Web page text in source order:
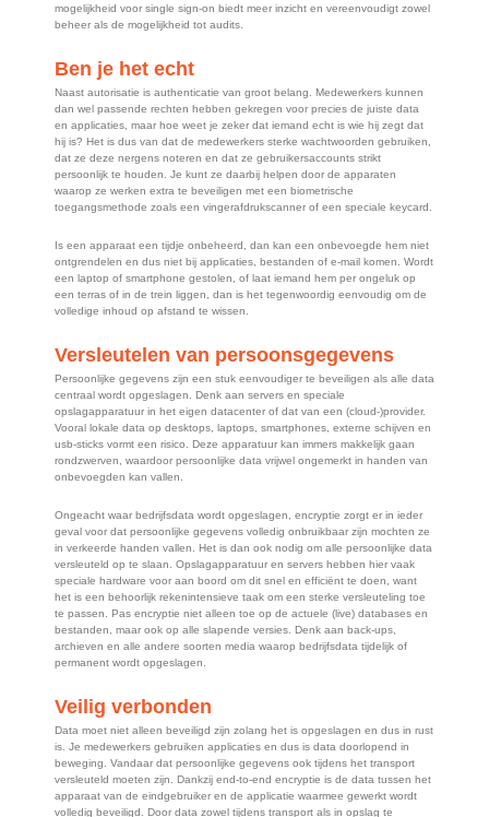
mogelijkheid voor single sign-on biedt meer inzicht en vereenvoudigt zowel
beheer als de mogelijkheid tot audits.
Ben je het echt
Naast autorisatie is authenticatie van groot belang. Medewerkers kunnen
dan wel passende rechten hebben gekregen voor precies de juiste data
en applicaties, maar hoe weet je zeker dat iemand echt is wie hij zegt dat
hij is? Het is dus van dat de medewerkers sterke wachtwoorden gebruiken,
dat ze deze nergens noteren en dat ze gebruikersaccounts strikt
persoonlijk te houden. Je kunt ze daarbij helpen door de apparaten
waarop ze werken extra te beveiligen met een biometrische
toegangsmethode zoals een vingerafdrukscanner of een speciale keycard.
Is een apparaat een tijdje onbeheerd, dan kan een onbevoegde hem niet
ontgrendelen en dus niet bij applicaties, bestanden of e-mail komen. Wordt
een laptop of smartphone gestolen, of laat iemand hem per ongeluk op
een terras of in de trein liggen, dan is het tegenwoordig eenvoudig om de
volledige inhoud op afstand te wissen.
Versleutelen van persoonsgegevens
Persoonlijke gegevens zijn een stuk eenvoudiger te beveiligen als alle data
centraal wordt opgeslagen. Denk aan servers en speciale
opslagapparatuur in het eigen datacenter of dat van een (cloud-)provider.
Vooral lokale data op desktops, laptops, smartphones, externe schijven en
usb-sticks vormt een risico. Deze apparatuur kan immers makkelijk gaan
rondzwerven, waardoor persoonlijke data vrijwel ongemerkt in handen van
onbevoegden kan vallen.
Ongeacht waar bedrijfsdata wordt opgeslagen, encryptie zorgt er in ieder
geval voor dat persoonlijke gegevens volledig onbruikbaar zijn mochten ze
in verkeerde handen vallen. Het is dan ook nodig om alle persoonlijke data
versleuteld op te slaan. Opslagapparatuur en servers hebben hier vaak
speciale hardware voor aan boord om dit snel en efficiënt te doen, want
het is een behoorlijk rekenintensieve taak om een sterke versleuteling toe
te passen. Pas encryptie niet alleen toe op de actuele (live) databases en
bestanden, maar ook op alle slapende versies. Denk aan back-ups,
archieven en alle andere soorten media waarop bedrijfsdata tijdelijk of
permanent wordt opgeslagen.
Veilig verbonden
Data moet niet alleen beveiligd zijn zolang het is opgeslagen en dus in rust
is. Je medewerkers gebruiken applicaties en dus is data doorlopend in
beweging. Vandaar dat persoonlijke gegevens ook tijdens het transport
versleuteld moeten zijn. Dankzij end-to-end encryptie is de data tussen het
apparaat van de eindgebruiker en de applicatie waarmee gewerkt wordt
volledig beveiligd. Door data zowel tijdens transport als in opslag te